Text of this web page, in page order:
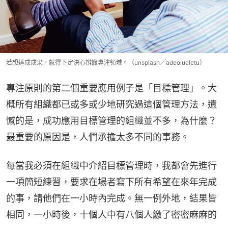
若想達成成果，就得下定決心辨識專注領域。（unsplash／adeolueletu）
專注原則的第二個重要應用例子是「目標管理」。大
概所有組織都已或多或少地研究過這個管理方法，遺
憾的是，成功應用目標管理的組織並不多，為什麼？
最重要的原因是，人們承擔太多不同的事務。
每當我必須在組織中介紹目標管理時，我都會先進行
一項簡短練習，要求在場者寫下所有希望在來年完成
的事，請他們在一小時內完成。無一例外地，結果皆
相同，一小時後，十個人中有八個人繳了密密麻麻的